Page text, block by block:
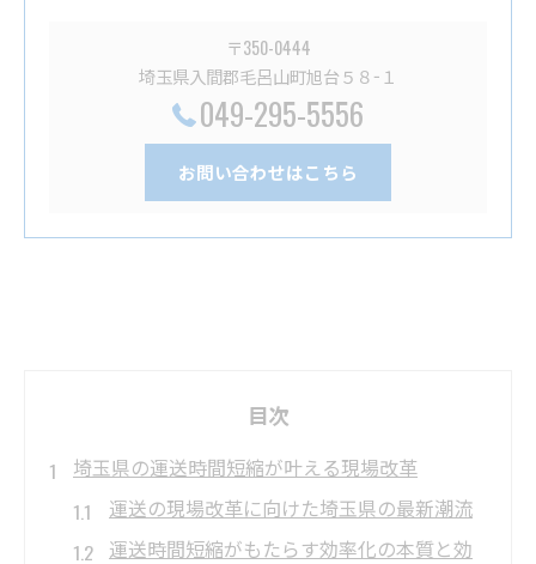
〒350-0444
埼玉県入間郡毛呂山町旭台５８−１
049-295-5556
お問い合わせはこちら
目次
埼玉県の運送時間短縮が叶える現場改革
運送の現場改革に向けた埼玉県の最新潮流
運送時間短縮がもたらす効率化の本質と効